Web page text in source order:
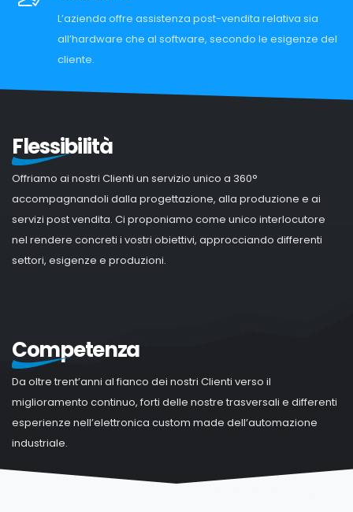
L’azienda offre assistenza post-vendita relativa sia
all’hardware che al software, secondo le esigenze del
cliente.
Flessibilità
Offriamo ai nostri Clienti un servizio unico a 360°
accompagnandoli dalla progettazione, alla produzione e ai
servizi post vendita. Ci proponiamo come unico interlocutore
nel rendere concreti i vostri obiettivi, approcciando differenti
settori, esigenze e produzioni.
Competenza
Da oltre trent’anni al fianco dei nostri Clienti verso il
miglioramento continuo, forti delle nostre trasversali e differenti
esperienze nell’elettronica custom made dell’automazione
industriale.